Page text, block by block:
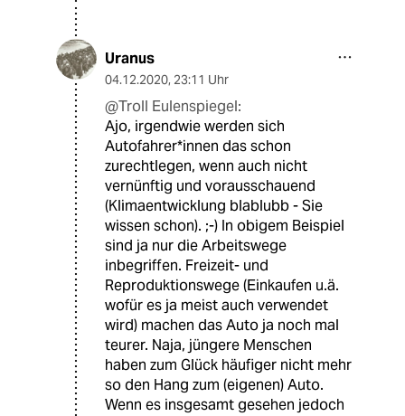
Uranus
04.12.2020, 23:11 Uhr
@Troll Eulenspiegel:
Ajo, irgendwie werden sich
Autofahrer*innen das schon
zurechtlegen, wenn auch nicht
vernünftig und vorausschauend
(Klimaentwicklung blablubb - Sie
wissen schon). ;-) In obigem Beispiel
sind ja nur die Arbeitswege
inbegriffen. Freizeit- und
Reproduktionswege (Einkaufen u.ä.
wofür es ja meist auch verwendet
wird) machen das Auto ja noch mal
teurer. Naja, jüngere Menschen
haben zum Glück häufiger nicht mehr
so den Hang zum (eigenen) Auto.
Wenn es insgesamt gesehen jedoch